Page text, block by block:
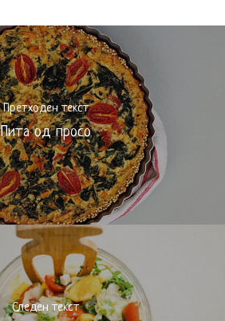
Претходен текст
Пита од просо
Следен текст